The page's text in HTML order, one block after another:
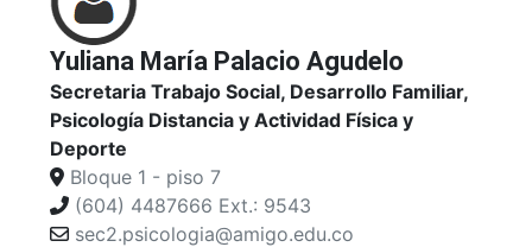
Yuliana María Palacio Agudelo
Secretaria Trabajo Social, Desarrollo Familiar,
Psicología Distancia y Actividad Física y
Deporte
Bloque 1 - piso 7
(604) 4487666 Ext.: 9543
sec2.psicologia@amigo.edu.co